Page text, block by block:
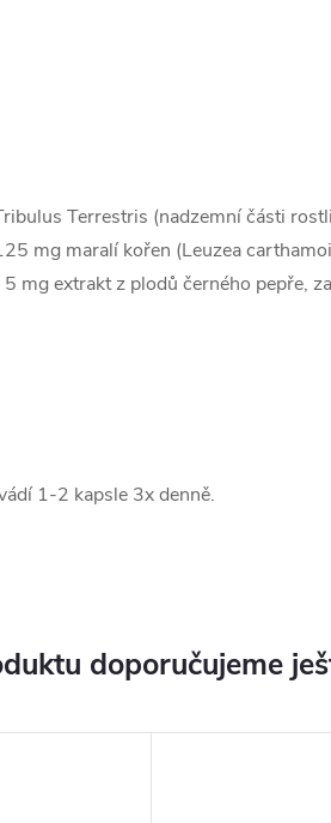
Terrestris (nadzemní části
mg maralí kořen (Leuzea
extrakt z plodů černého pepře,
1-2 kapsle 3x denně.
doporučujeme